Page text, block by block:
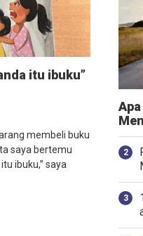
itu ibuku”
membeli buku
saya bertemu
ibuku,” saya